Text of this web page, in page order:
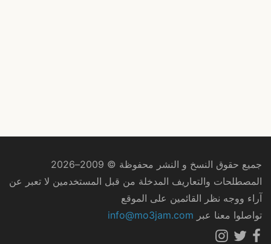
جميع حقوق النسخ و النشر محفوظة © 2009–2026
المصطلحات والتعاريف المدخلة من قبل المستخدمين لا تعبر عن
آراء ووجه نظر القائمين على الموقع
تواصلوا معنا عبر info@mo3jam.com